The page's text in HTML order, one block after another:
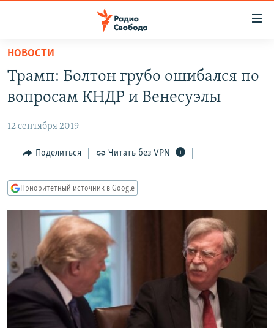
упрощенного
доступа
основному
Вернутся
главной
навигации
Вернутся
ПОДКАСТЫ
АВТОРСКИЕ ПРОЕКТЫ
ЦИТАТЫ СВОБОДЫ
МНЕНИЯ
IDEL.РЕАЛИИ
КАВКАЗ.РЕАЛИИ
СЕВЕР.РЕАЛИИ
СИБИРЬ.РЕАЛИИ
РАСПИСАНИЕ ВЕЩАНИЯ
ПОДПИШИТЕСЬ НА РАССЫЛКУ
НОВОСТИ
Трамп: Болтон грубо ошибался по
вопросам КНДР и Венесуэлы
12 сентября 2019
Поделиться Читать без VPN
Приоритетный источник в Google